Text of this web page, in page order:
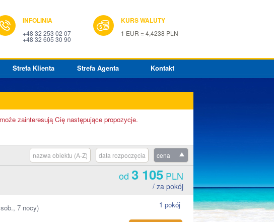
INFOLINIA
+48 32 253 02 07
+48 32 605 30 90
KURS WALUTY
1 EUR = 4,4238 PLN
Strefa Klienta Strefa Agenta Kontakt
zainteresują Cię następujące propozycje.
cena
data rozpoczęcia
nazwa obiektu (A-Z)
od 3 105 PLN
/ za pokój
7 nocy)
1 pokój